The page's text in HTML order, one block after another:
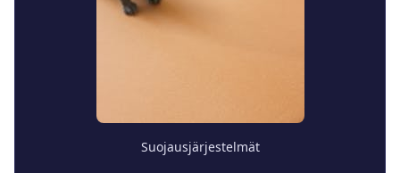
Suojausjärjestelmät